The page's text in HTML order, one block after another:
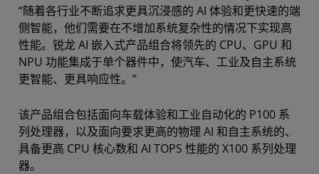
“随着各行业不断追求更具沉浸感的 AI 体验和更快速的端
侧智能，他们需要在不增加系统复杂性的情况下实现高
性能。锐龙 AI 嵌入式产品组合将领先的 CPU、GPU 和
NPU 功能集成于单个器件中，使汽车、工业及自主系统
更智能、更具响应性。”
该产品组合包括面向车载体验和工业自动化的 P100 系
列处理器，以及面向要求更高的物理 AI 和自主系统的、
具备更高 CPU 核心数和 AI TOPS 性能的 X100 系列处理
器。